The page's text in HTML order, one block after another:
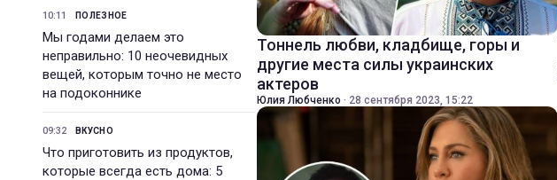
10:11 ПОЛЕЗНОЕ
Мы годами делаем это
неправильно: 10 неочевидных
вещей, которым точно не место
на подоконнике
09:32 ВКУСНО
Что приготовить из продуктов,
которые всегда есть дома: 5
Тоннель любви, кладбище, горы и
другие места силы украинских
актеров
Юлия Любченко · 28 сентября 2023, 15:22